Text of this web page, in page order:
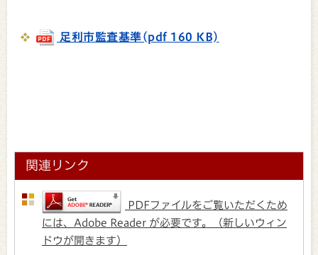
足利市監査基準(pdf 160 KB)
関連リンク
PDFファイルをご覧いただくため
には、Adobe Reader が必要です。（新しいウィン
ドウが開きます）